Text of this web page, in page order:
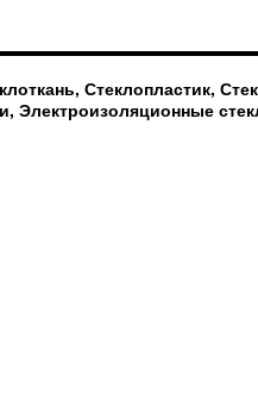
Стеклопластик,
Электроизоляционные